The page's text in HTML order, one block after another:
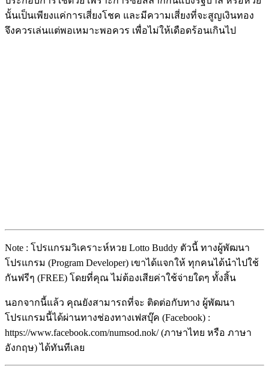
นั้นเป็นเพียงแค่การเสี่ยงโชค และมีความเสี่ยงที่จะสูญเงินทอง
จึงควรเล่นแต่พอเหมาะพอควร เพื่อไม่ให้เดือดร้อนเกินไป
Note : โปรแกรมวิเคราะห์หวย Lotto Buddy ตัวนี้ ทางผู้พัฒนา
โปรแกรม (Program Developer) เขาได้แจกให้ ทุกคนได้นำไปใช้
กันฟรีๆ (FREE) โดยที่คุณ ไม่ต้องเสียค่าใช้จ่ายใดๆ ทั้งสิ้น
นอกจากนี้แล้ว คุณยังสามารถที่จะ ติดต่อกับทาง ผู้พัฒนา
โปรแกรมนี้ได้ผ่านทางช่องทางเฟสบุ๊ค (Facebook) :
https://www.facebook.com/numsod.nok/ (ภาษาไทย หรือ ภาษา
อังกฤษ) ได้ทันทีเลย